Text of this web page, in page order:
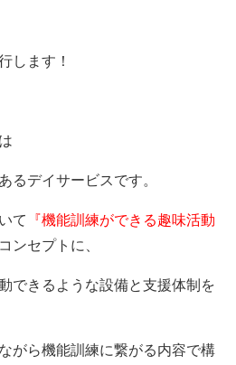
します！
るデイサービスです。
て
『機能訓練ができる趣味活動
ンセプトに、
できるような設備と支援体制を
がら機能訓練に繋がる内容で構